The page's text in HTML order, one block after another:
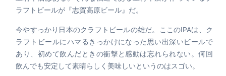
ラフトビールが『志賀高原ビール』だ。
今やすっかり日本のクラフトビールの雄だ。ここのIPAは、ク
ラフトビールにハマるきっかけになった思い出深いビールで
あり、初めて飲んだときの衝撃と感動は忘れられない。何回
飲んでも安定して素晴らしく美味しいというのはスゴい。